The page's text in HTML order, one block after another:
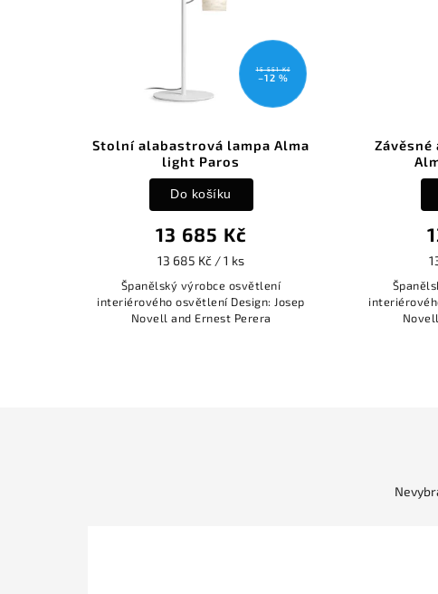
15 551 Kč
–12 %
Stolní alabastrová lampa Alma
light Paros
13 685 Kč
13 685 Kč / 1 ks
Do košíku
Španělský výrobce osvětlení
interiérového osvětlení Design: Josep
Novell and Ernest Perera